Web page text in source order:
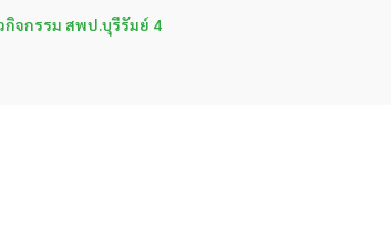
กิจกรรม สพป.บุรีรัมย์ 4